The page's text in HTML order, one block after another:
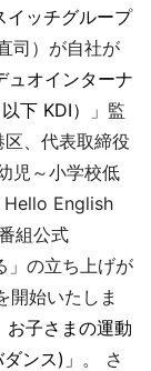
イッチグループ
司）が自社が
ュオインターナ
下 KDI）
」監
、代表取締役
児～小学校低
Hello English
組公式
」の立ち上げが
開始いたしま
お子さまの運動
ンス)」 。 さ